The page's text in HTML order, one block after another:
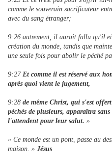
comme le souverain sacrificateur
avec du sang étranger;
9:26 autrement, il aurait fallu qu'il
création du monde, tandis que
une seule fois pour abolir le péché
9:27 Et comme il est réservé aux
après quoi vient le jugement,
9:28 de même Christ, qui s'est
péchés de plusieurs, apparaîtra
l'attendent pour leur salut. »
« Ce monde est un pont, passe au
maison. » Jésus